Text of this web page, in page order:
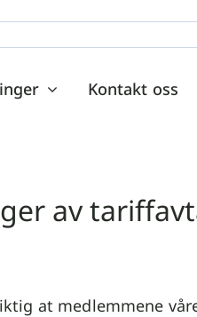
Kontakt oss
av
at medlemmene